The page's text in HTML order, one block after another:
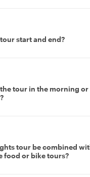
start and end?
tour in the morning
tour be combined
food or bike tours?